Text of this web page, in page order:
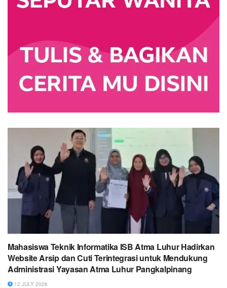
Mahasiswa Teknik Informatika ISB Atma Luhur Hadirkan
Website Arsip dan Cuti Terintegrasi untuk Mendukung
Administrasi Yayasan Atma Luhur Pangkalpinang
12 JULY 2026